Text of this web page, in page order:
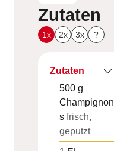
Zutaten
1x 2x 3x ?
Zutaten
500 g
Champignon
s frisch,
geputzt